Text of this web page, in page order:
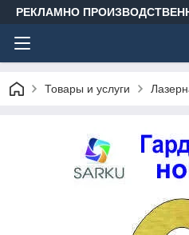
РЕКЛАМНО
Товары и услуги